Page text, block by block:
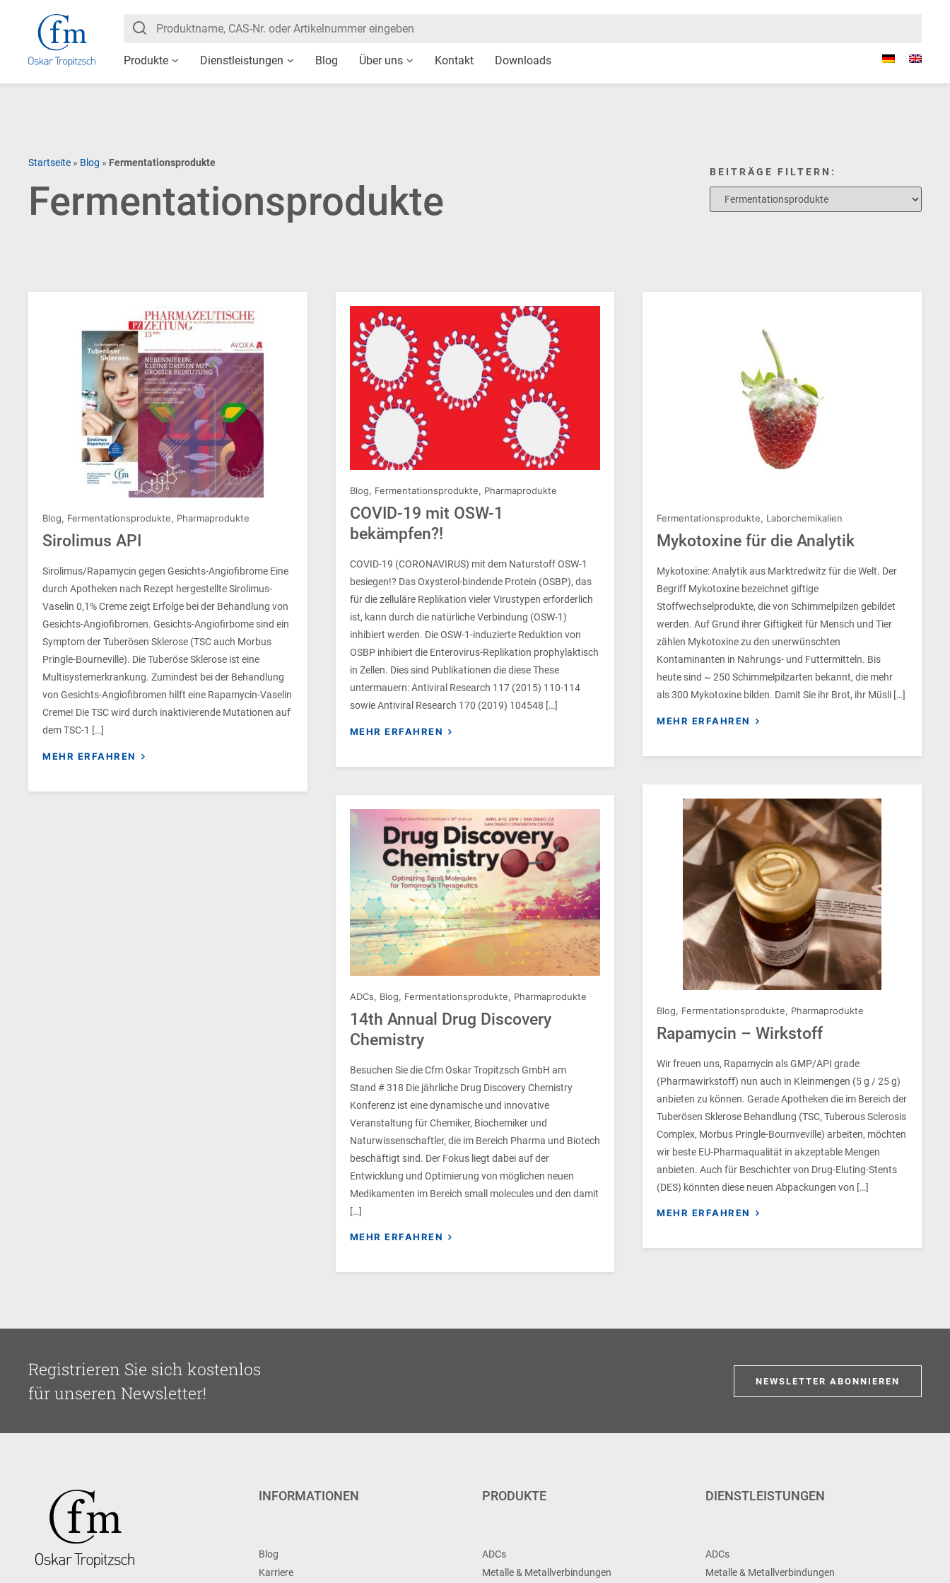
Produkte Dienstleistungen Blog Über uns Kontakt Downloads
Startseite » Blog » Fermentationsprodukte
Fermentationsprodukte
BEITRÄGE FILTERN:
Blog, Fermentationsprodukte, Pharmaprodukte
Sirolimus API
Sirolimus/Rapamycin gegen Gesichts-Angiofibrome Eine
durch Apotheken nach Rezept hergestellte Sirolimus-
Vaselin 0,1% Creme zeigt Erfolge bei der Behandlung von
Gesichts-Angiofibromen. Gesichts-Angiofirbome sind ein
Symptom der Tuberösen Sklerose (TSC auch Morbus
Pringle-Bourneville). Die Tuberöse Sklerose ist eine
Multisystemerkrankung. Zumindest bei der Behandlung
von Gesichts-Angiofibromen hilft eine Rapamycin-Vaselin
Creme! Die TSC wird durch inaktivierende Mutationen auf
dem TSC-1 […]
MEHR ERFAHREN
Blog, Fermentationsprodukte, Pharmaprodukte
COVID-19 mit OSW-1
bekämpfen?!
COVID-19 (CORONAVIRUS) mit dem Naturstoff OSW-1
besiegen!? Das Oxysterol-bindende Protein (OSBP), das
für die zelluläre Replikation vieler Virustypen erforderlich
ist, kann durch die natürliche Verbindung (OSW-1)
inhibiert werden. Die OSW-1-induzierte Reduktion von
OSBP inhibiert die Enterovirus-Replikation prophylaktisch
in Zellen. Dies sind Publikationen die diese These
untermauern: Antiviral Research 117 (2015) 110-114
sowie Antiviral Research 170 (2019) 104548 […]
MEHR ERFAHREN
Fermentationsprodukte, Laborchemikalien
Mykotoxine für die Analytik
Mykotoxine: Analytik aus Marktredwitz für die Welt. Der
Begriff Mykotoxine bezeichnet giftige
Stoffwechselprodukte, die von Schimmelpilzen gebildet
werden. Auf Grund ihrer Giftigkeit für Mensch und Tier
zählen Mykotoxine zu den unerwünschten
Kontaminanten in Nahrungs- und Futtermitteln. Bis
heute sind ~ 250 Schimmelpilzarten bekannt, die mehr
als 300 Mykotoxine bilden. Damit Sie ihr Brot, ihr Müsli […]
MEHR ERFAHREN
Blog, Fermentationsprodukte, Pharmaprodukte
Rapamycin – Wirkstoff
Wir freuen uns, Rapamycin als GMP/API grade
(Pharmawirkstoff) nun auch in Kleinmengen (5 g / 25 g)
anbieten zu können. Gerade Apotheken die im Bereich der
Tuberösen Sklerose Behandlung (TSC, Tuberous Sclerosis
Complex, Morbus Pringle-Bournveville) arbeiten, möchten
wir beste EU-Pharmaqualität in akzeptable Mengen
anbieten. Auch für Beschichter von Drug-Eluting-Stents
(DES) könnten diese neuen Abpackungen von […]
MEHR ERFAHREN
ADCs, Blog, Fermentationsprodukte, Pharmaprodukte
14th Annual Drug Discovery
Chemistry
Besuchen Sie die Cfm Oskar Tropitzsch GmbH am
Stand # 318 Die jährliche Drug Discovery Chemistry
Konferenz ist eine dynamische und innovative
Veranstaltung für Chemiker, Biochemiker und
Naturwissenschaftler, die im Bereich Pharma und Biotech
beschäftigt sind. Der Fokus liegt dabei auf der
Entwicklung und Optimierung von möglichen neuen
Medikamenten im Bereich small molecules und den damit
[…]
MEHR ERFAHREN
Registrieren Sie sich kostenlos
für unseren Newsletter!
NEWSLETTER ABONNIEREN
INFORMATIONEN
Blog
Karriere
PRODUKTE
ADCs
Metalle & Metallverbindungen
DIENSTLEISTUNGEN
ADCs
Metalle & Metallverbindungen